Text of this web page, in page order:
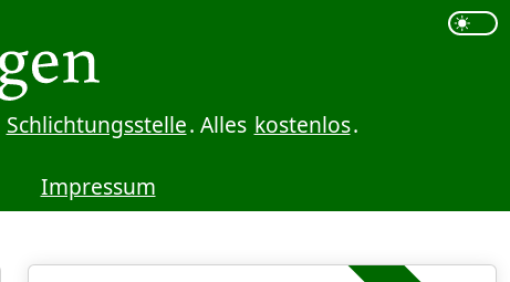
Schlichtungsstelle. Alles kostenlos.
Impressum